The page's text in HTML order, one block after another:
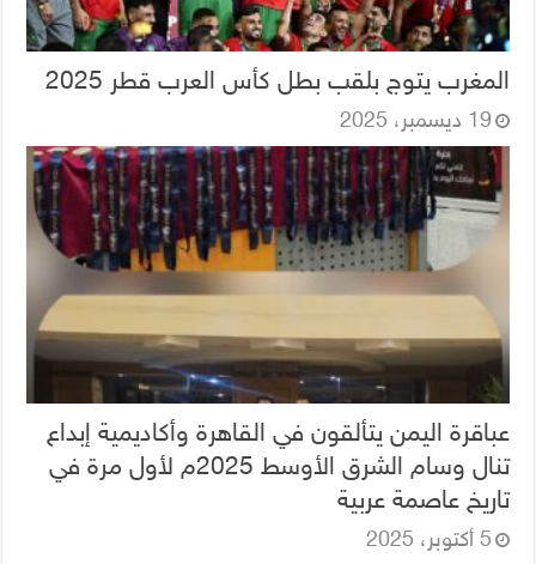
المغرب يتوج بلقب بطل كأس العرب قطر 2025
19 ديسمبر، 2025
عباقرة اليمن يتألقون في القاهرة وأكاديمية إبداع
تنال وسام الشرق الأوسط 2025م لأول مرة في
تاريخ عاصمة عربية
5 أكتوبر، 2025